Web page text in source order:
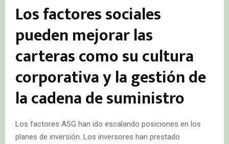
Los factores sociales
pueden mejorar las
carteras como su cultura
corporativa y la gestión de
la cadena de suministro
Los factores ASG han ido escalando posiciones en los
planes de inversión. Los inversores han prestado